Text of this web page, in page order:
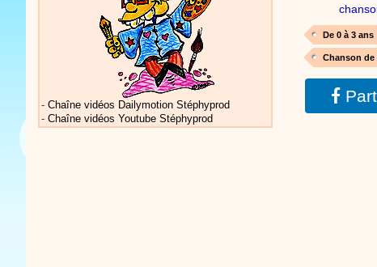
Vidéos
De 0 à 3 ans
Chanson de
- Chaîne vidéos Dailymotion Stéphyprod
- Chaîne vidéos Youtube Stéphyprod